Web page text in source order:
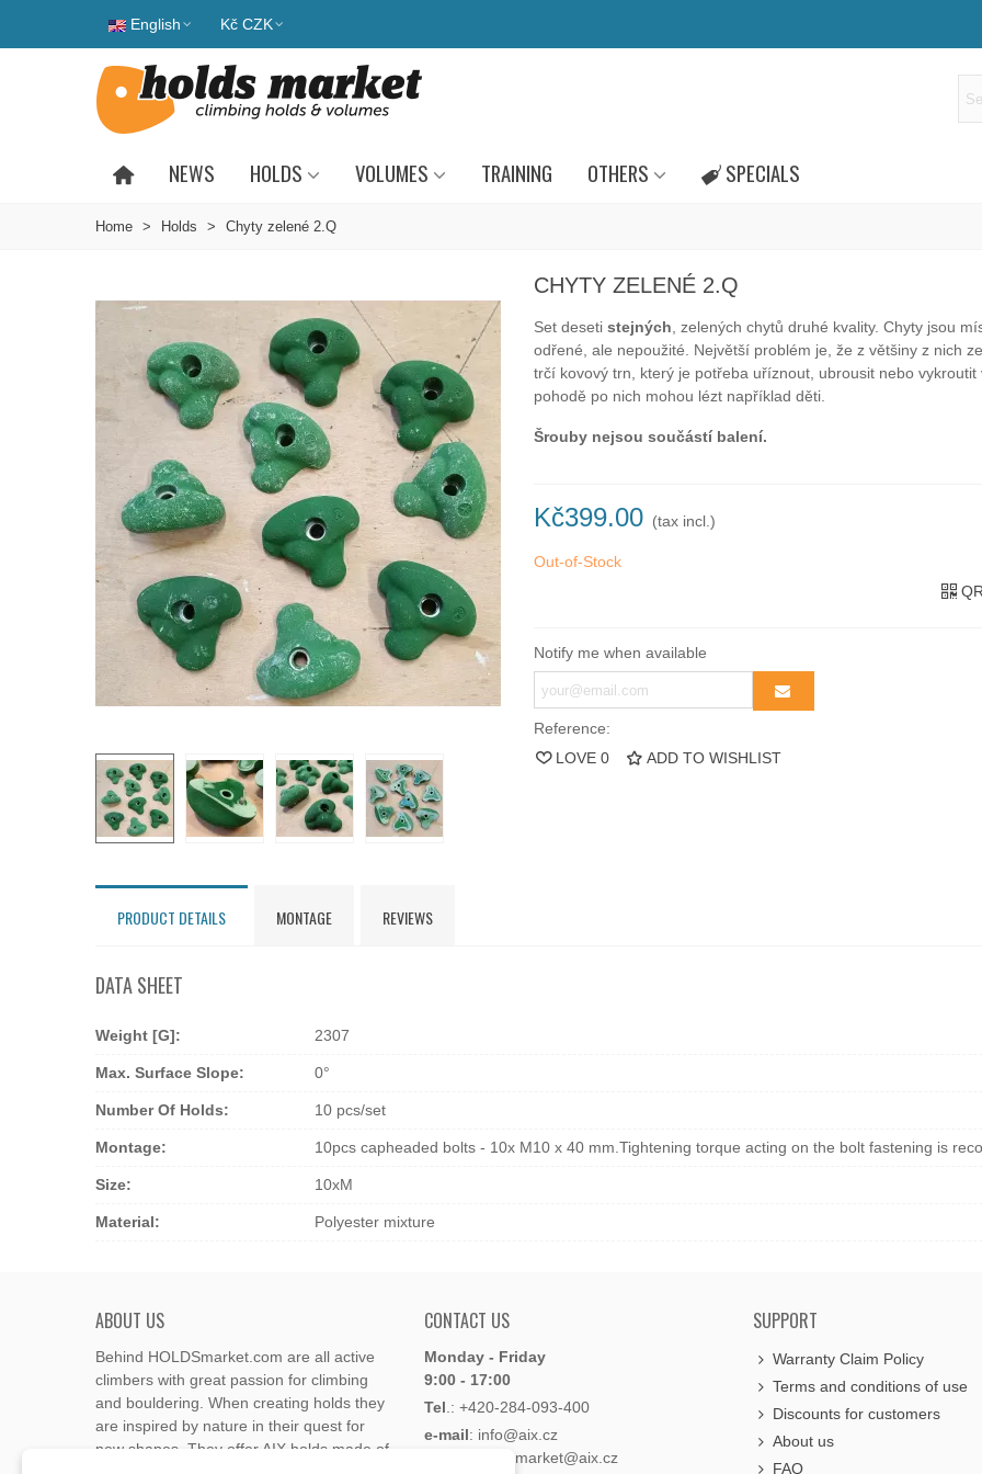
English Kč CZK
NEWS HOLDS VOLUMES TRAINING OTHERS SPECIALS
Home > Holds > Chyty zelené 2.Q
CHYTY ZELENÉ 2.Q
Set deseti stejných , zelených chytů druhé kvality. Chyty jsou
odřené, ale nepoužité. Největší problém je, že z většiny z nich
trčí kovový trn, který je potřeba uříznout, ubrousit nebo vykroutit
pohodě po nich mohou lézt například děti.
Šrouby nejsou součástí balení.
Kč399.00 (tax incl.)
Out-of-Stock
Notify me when available
Reference:
LOVE 0 ADD TO WISHLIST
PRODUCT DETAILS MONTAGE REVIEWS
DATA SHEET
Weight [g]: 2307
Max. Surface Slope: 0°
Number Of Holds: 10 pcs/set
Montage: 10pcs capheaded bolts - 10x M10 x 40 mm.Tightening torque acting on the bolt fastening is
Size: 10xM
Material: Polyester mixture
ABOUT US
Behind HOLDSmarket.com are all active
climbers with great passion for climbing
and bouldering. When creating holds they
are inspired by nature in their quest for
new shapes. They offer AIX holds made of
CONTACT US
Monday - Friday
9:00 - 17:00
Tel .: +420-284-093-400
e-mail: info@aix.cz
: holdsmarket@aix.cz
SUPPORT
Warranty Claim Policy
Terms and conditions of use
Discounts for customers
About us
FAQ